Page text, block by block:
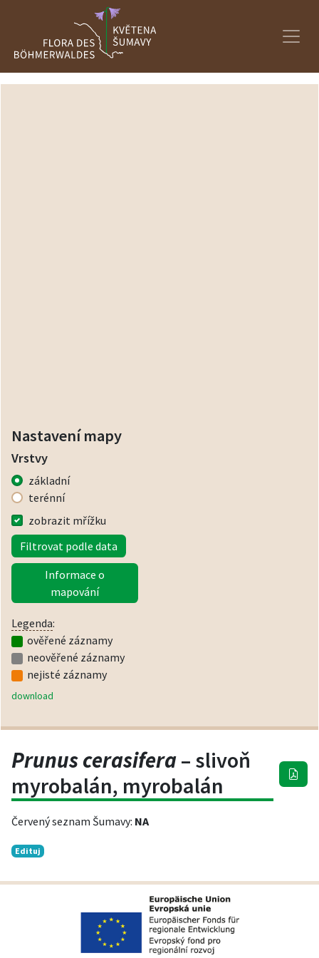
Nastavení mapy
Vrstvy
základní
terénní
zobrazit mřížku
Filtrovat podle data
Informace o
mapování
Legenda:
ověřené záznamy
neověřené záznamy
nejisté záznamy
download
Prunus cerasifera– slivoň
myrobalán, myrobalán
Červený seznam Šumavy: NA
Edituj